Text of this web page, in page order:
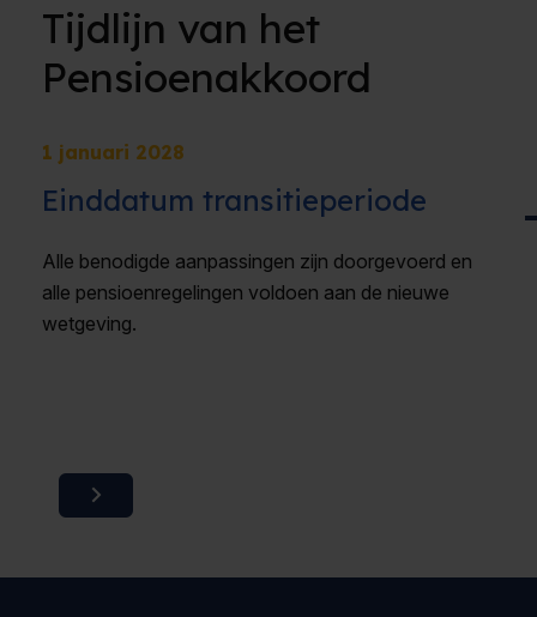
Tijdlijn van het
Pensioenakkoord
1 januari 2028
Einddatum transitieperiode
Alle benodigde aanpassingen zijn doorgevoerd en
alle pensioenregelingen voldoen aan de nieuwe
wetgeving.
Volgende